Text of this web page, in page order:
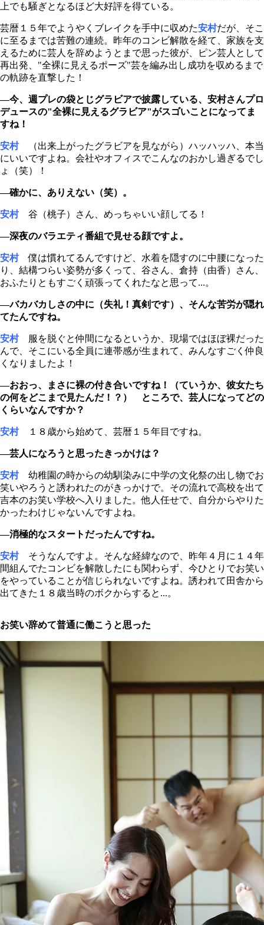
上でも騒ぎとなるほど大好評を得ている。
芸暦１５年でようやくブレイクを手中に収めた安村だが、そこ
に至るまでは苦難の連続。昨年のコンビ解散を経て、家族を支
えるために芸人を辞めようとまで思った彼が、ピン芸人として
再出発、"全裸に見えるポーズ"芸を編み出し成功を収めるまで
の軌跡を直撃した！
―今、週プレの袋とじグラビアで披露している、安村さんプロ
デュースの"全裸に見えるグラビア"がスゴいことになってま
すね！
安村（出来上がったグラビアを見ながら）ハッハッハ、本当
にいいですよね。会社やオフィスでこんなのおかし過ぎるでし
ょ（笑）！
―確かに、ありえない（笑）。
安村谷（桃子）さん、めっちゃいい顔してる！
―深夜のバラエティ番組で見せる顔ですよ。
安村僕は慣れてるんですけど、水着を隠すのに中腰になった
り、結構つらい姿勢が多くって、谷さん、倉持（由香）さん、
おふたりともすごく頑張ってくれたなと思って...。
―バカバカしさの中に（失礼！真剣です）、そんな苦労が隠れ
てたんですね。
安村服を脱ぐと仲間になるというか、現場ではほぼ裸だった
んで、そこにいる全員に連帯感が生まれて、みんなすごく仲良
くなりましたよ！
―おおっ、まさに裸の付き合いですね！（ていうか、彼女たち
の何をどこまで見たんだ！？） ところで、芸人になってどの
くらいなんですか？
安村１８歳から始めて、芸暦１５年目ですね。
―芸人になろうと思ったきっかけは？
安村幼稚園の時からの幼馴染みに中学の文化祭の出し物でお
笑いやろうと誘われたのがきっかけで。その流れで高校を出て
吉本のお笑い学校へ入りました。他人任せで、自分からやりた
かったわけじゃないんですよね。
―消極的なスタートだったんですね。
安村そうなんですよ。そんな経緯なので、昨年４月に１４年
間組んでたコンビを解散したにも関わらず、今ひとりでお笑い
をやっていることが信じられないですよね。誘われて田舎から
出てきた１８歳当時のボクからすると...。
お笑い辞めて普通に働こうと思った